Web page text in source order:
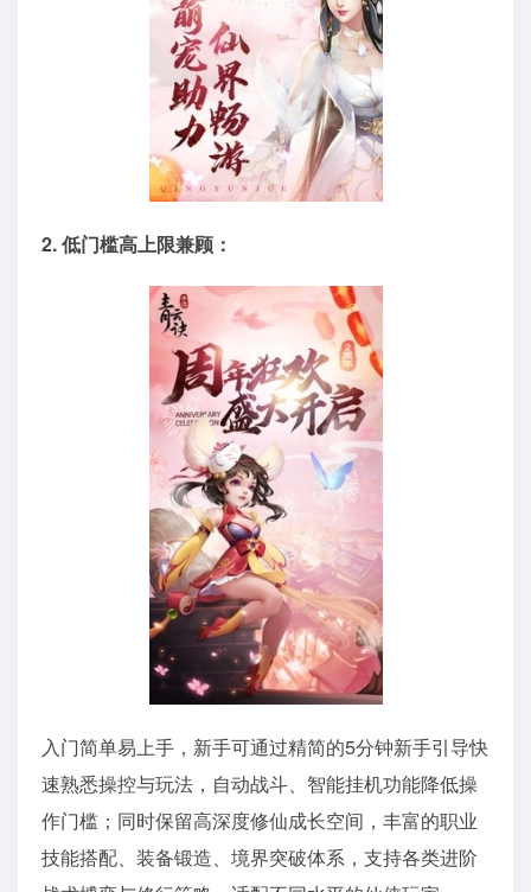
2. 低门槛高上限兼顾：
入门简单易上手，新手可通过精简的5分钟新手引导快
速熟悉操控与玩法，自动战斗、智能挂机功能降低操
作门槛；同时保留高深度修仙成长空间，丰富的职业
技能搭配、装备锻造、境界突破体系，支持各类进阶